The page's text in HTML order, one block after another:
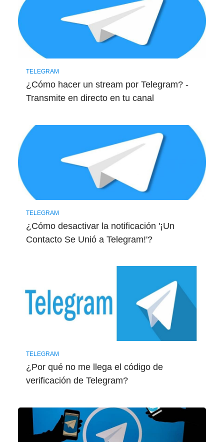
TELEGRAM
¿Cómo hacer un stream por Telegram? -
Transmite en directo en tu canal
TELEGRAM
¿Cómo desactivar la notificación '¡Un
Contacto Se Unió a Telegram!'?
TELEGRAM
¿Por qué no me llega el código de
verificación de Telegram?